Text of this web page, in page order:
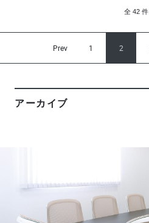
全 42 件
Prev 1 2
アーカイブ